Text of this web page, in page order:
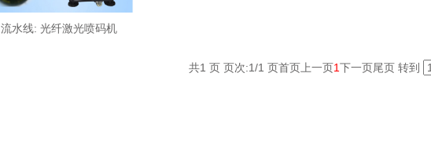
流水线: 光纤激光喷码机
共1 页 页次:1/1 页首页 上一页1下一页尾页 转到